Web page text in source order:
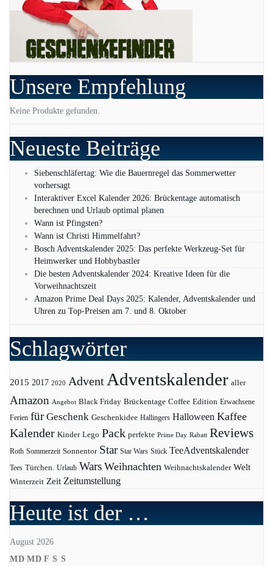
Unsere Empfehlung
Keine Produkte gefunden.
Neueste Beiträge
Siebenschläfertag: Wie die Bauernregel das Sommerwetter
vorhersagt
Interaktiver Excel Kalender 2026: Brückentage automatisch
berechnen und Urlaub optimal planen
Wann ist Pfingsten?
Wann ist Christi Himmelfahrt?
Bosch Adventskalender 2025: Das perfekte Werkzeug-Set für
Heimwerker und Hobbybastler
Die besten Adventskalender 2024: Kreative Ideen für die
Vorweihnachtszeit
Amazon Prime Deal Days 2025: Kalender, Adventskalender und
Uhren zu Top-Preisen am 7. und 8. Oktober
Schlagwörter
2015 2017 2020 Advent Adventskalender aller
Amazon Angebot Black Friday Brückentage Coffee Edition Erwachsene
Ferien für Geschenk Geschenkidee Hallingers Halloween Kaffee
Kalender Kinder Lego Pack perfekte Prime Day Rabatt Reviews
Roth Sommerzeit Sonnentor Star Star Wars Stück TeeAdventskalender
Tees Türchen. Urlaub Wars Weihnachten Weihnachtskalender Welt
Winterzeit Zeit Zeitumstellung
Heute ist der …
August 2026
MD MD F S S